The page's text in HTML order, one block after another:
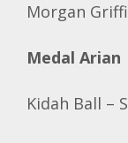
Morgan
Medal Arian
Kidah Ball –